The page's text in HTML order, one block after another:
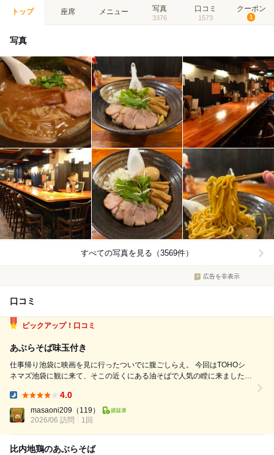
トップ 座席 メニュー 写真
3376
口コミ
1573
クーポン
1
写真
すべての写真を見る（3569件）
広告を非表示
口コミ
ピックアップ！口コミ
あぶらそば味玉付き
仕事帰り池袋に映画を見に行ったついでに腹ごしらえ。 今回はTOHOシ
ネマズ池袋に観に来て、そこの近くにある油そばで人気の瞠に来ました。
らそば味玉付にしました。 10分ほど待ってあぶらそば着丼。 具沢山でな
かなかおい...
4.0
masaoni209 （119）
2026/06 訪問
1回
比内地鶏のあぶらそば